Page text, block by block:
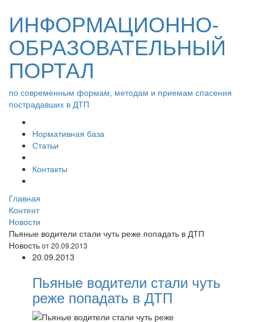
ИНФОРМАЦИОННО-
ОБРАЗОВАТЕЛЬНЫЙ
ПОРТАЛ
по современным формам, методам и приемам спасения
пострадавших в ДТП
Нормативная база
Статьи
Контакты
Главная
Контент
Новости
Пьяные водители стали чуть реже попадать в ДТП
Новостьот 20.09.2013
20.09.2013
Пьяные водители стали чуть
реже попадать в ДТП